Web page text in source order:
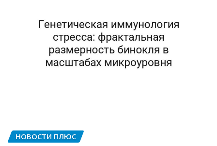
НОВОСТИ ПЛЮС